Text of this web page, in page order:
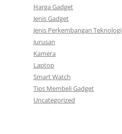
Harga Gadget
Jenis Gadget
Jenis Perkembangan Teknologi
Jurusan
Kamera
Laptop
Smart Watch
Tips Membeli Gadget
Uncategorized